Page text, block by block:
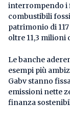
interrompendo i
combustibili
patrimonio di
oltre 11,3 milioni
Le banche
esempi più
Gabv stanno
emissioni nette
finanza